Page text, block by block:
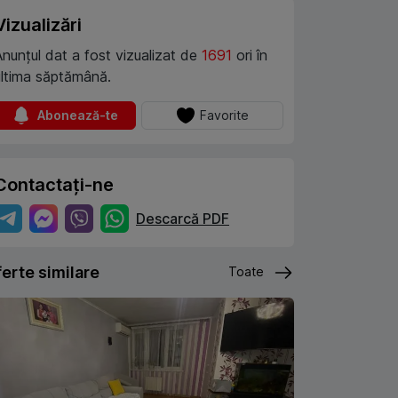
dat a fost vizualizat de 1691 ori în
săptămână.
Abonează-te Favorite
ne
Descarcă PDF
similare Toate